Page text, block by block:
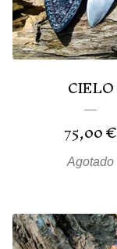
CIELO
75,00€
Agotado